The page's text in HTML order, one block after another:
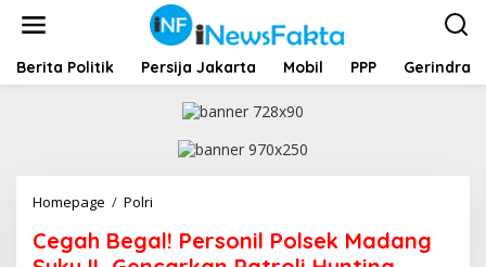
t
Berita Politik Persija Jakarta Mobil PPP Gerindra
Homepage / Polri
g
a
Cegah Begal! Personil Polsek Madang